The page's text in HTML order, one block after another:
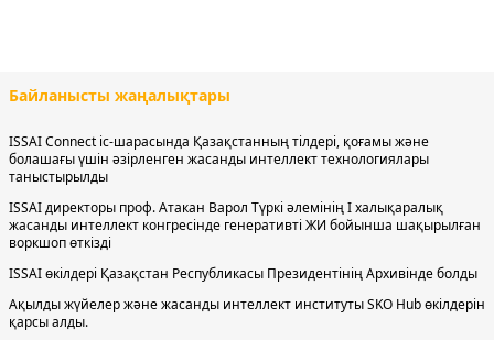
Байланысты жаңалықтары
ISSAI Connect іс-шарасында Қазақстанның тілдері, қоғамы және
болашағы үшін әзірленген жасанды интеллект технологиялары
таныстырылды
ISSAI директоры проф. Атакан Варол Түркі әлемінің І халықаралық
жасанды интеллект конгресінде генеративті ЖИ бойынша шақырылған
воркшоп өткізді
ISSAI өкілдері Қазақстан Республикасы Президентінің Архивінде болды
Ақылды жүйелер және жасанды интеллект институты SKO Hub өкілдерін
қарсы алды.